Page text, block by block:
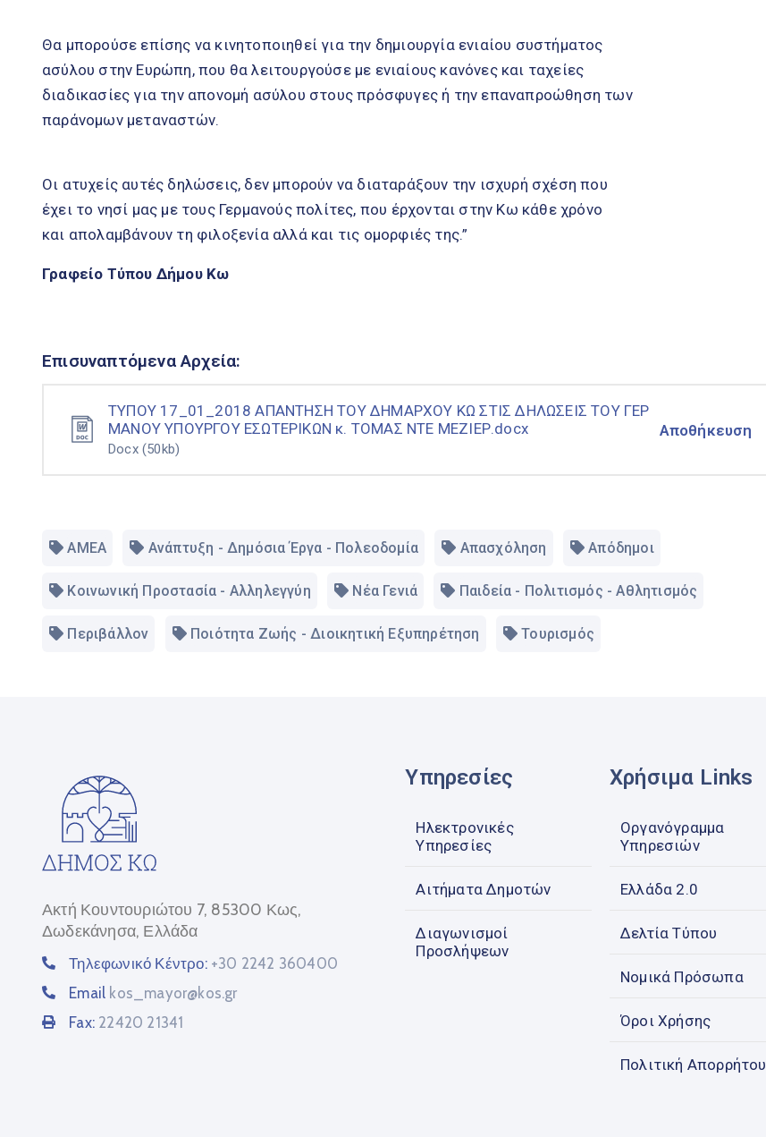
Θα μπορούσε επίσης να κινητοποιηθεί για την δημιουργία ενιαίου συστήματος
ασύλου στην Ευρώπη, που θα λειτουργούσε με ενιαίους κανόνες και ταχείες
διαδικασίες για την απονομή ασύλου στους πρόσφυγες ή την επαναπροώθηση των
παράνομων μεταναστών.
Οι ατυχείς αυτές δηλώσεις, δεν μπορούν να διαταράξουν την ισχυρή σχέση που
έχει το νησί μας με τους Γερμανούς πολίτες, που έρχονται στην Κω κάθε χρόνο
και απολαμβάνουν τη φιλοξενία αλλά και τις ομορφιές της.”
Γραφείο Τύπου Δήμου Κω
Επισυναπτόμενα Αρχεία:
ΤΥΠΟΥ 17_01_2018 ΑΠΑΝΤΗΣΗ ΤΟΥ ΔΗΜΑΡΧΟΥ ΚΩ ΣΤΙΣ ΔΗΛΩΣΕΙΣ ΤΟΥ ΓΕΡ
ΜΑΝΟΥ ΥΠΟΥΡΓΟΥ ΕΣΩΤΕΡΙΚΩΝ κ. ΤΟΜΑΣ ΝΤΕ ΜΕΖΙΕΡ.docx
Docx (50kb)
Αποθήκευση
ΑΜΕΑ Ανάπτυξη - Δημόσια Έργα - Πολεοδομία Απασχόληση Απόδημοι
Κοινωνική Προστασία - Αλληλεγγύη Νέα Γενιά Παιδεία - Πολιτισμός - Αθλητισμός
Περιβάλλον Ποιότητα Ζωής - Διοικητική Εξυπηρέτηση Τουρισμός
Ακτή Κουντουριώτου 7, 85300 Κως,
Δωδεκάνησα, Ελλάδα
Τηλεφωνικό Κέντρο: +30 2242 360400
Email kos_mayor@kos.gr
Fax: 22420 21341
Υπηρεσίες
Ηλεκτρονικές
Υπηρεσίες
Αιτήματα Δημοτών
Διαγωνισμοί
Προσλήψεων
Χρήσιμα Links
Οργανόγραμμα
Υπηρεσιών
Ελλάδα 2.0
Δελτία Τύπου
Νομικά Πρόσωπα
Όροι Χρήσης
Πολιτική Απορρήτου